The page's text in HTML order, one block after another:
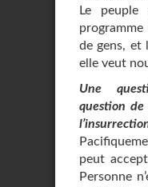
Le
de gens, et
elle veut
Une
question
peut
Personne